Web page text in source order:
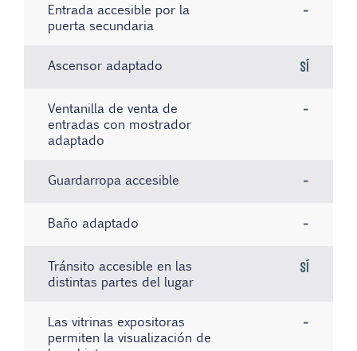
Entrada accesible por la
puerta secundaria
-
Ascensor adaptado Sí
Ventanilla de venta de
entradas con mostrador
adaptado
-
Guardarropa accesible -
Baño adaptado -
Tránsito accesible en las
distintas partes del lugar
Sí
Las vitrinas expositoras
permiten la visualización de
-